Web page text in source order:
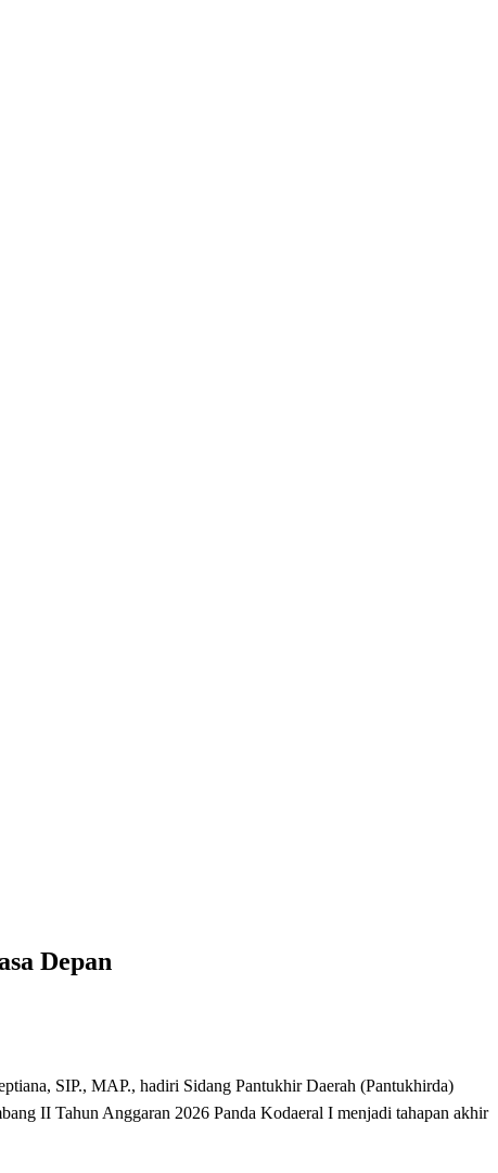
Depan
SIP., MAP., hadiri Sidang Pantukhir Daerah (Pantukhirda)
II Tahun Anggaran 2026 Panda Kodaeral I menjadi tahapan akhir